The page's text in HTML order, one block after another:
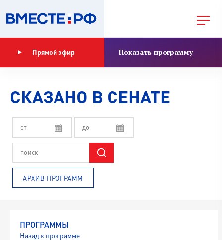
Прямой эфир Показать программу
СКАЗАНО В СЕНАТЕ
АРХИВ ПРОГРАММ
ПРОГРАММЫ
Назад к программе